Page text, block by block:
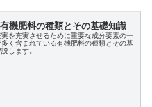
機肥料の種類とその基礎知識
実を充実させるために重要な成分要素の一
く含まれている有機肥料の種類とその基
します。